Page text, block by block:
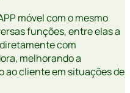
móvel com o mesmo
funções, entre elas a
com
melhorando a
ao cliente em situações de